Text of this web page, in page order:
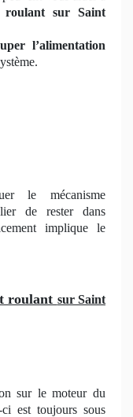
roulant sur Saint
l’alimentation
le mécanisme
de rester dans
implique le
roulant sur Saint
sur le moteur du
est toujours sous